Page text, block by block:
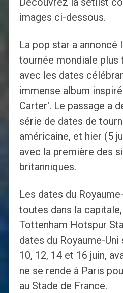
images ci-dessous.
La pop star a annoncé
tournée mondiale plus
avec les dates
immense album
Carter'. Le passage a
série de dates de
américaine, et hier (5
avec la première des
britanniques.
Les dates du
toutes dans la
Tottenham Hotspur
dates du Royaume-
10, 12, 14 et 16 juin,
ne se rende à Paris
au Stade de France.